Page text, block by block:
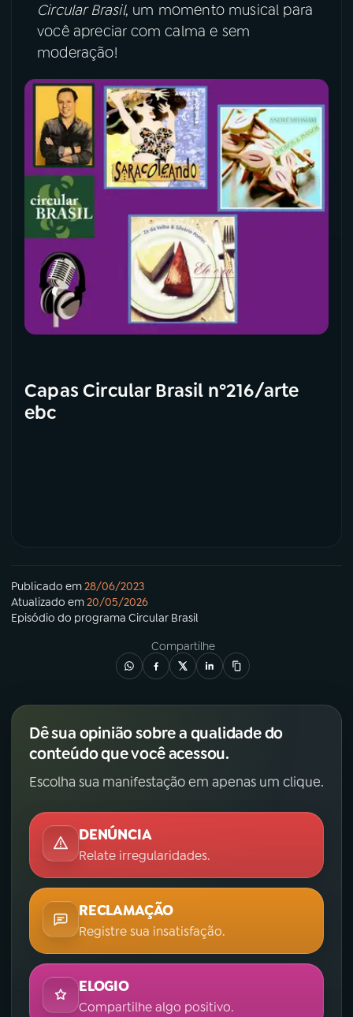
Circular Brasil, um momento musical para
você apreciar com calma e sem
moderação!
Capas Circular Brasil nº216/arte
ebc
Publicado em28/06/2023
Atualizado em20/05/2026
Episódio do programa Circular Brasil
Compartilhe
Dê sua opinião sobre a qualidade do
conteúdo que você acessou.
Escolha sua manifestação em apenas um clique.
DENÚNCIA
Relate irregularidades.
RECLAMAÇÃO
Registre sua insatisfação.
ELOGIO
Compartilhe algo positivo.